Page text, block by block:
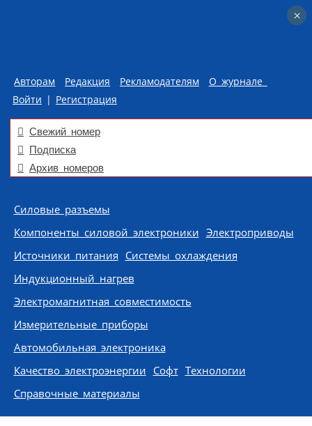
Авторам Редакция Рекламодателям
О журнале
Войти | Регистрация
Свежий номер
Подписка
Архив номеров
Skip to content
Силовые разъемы
Компоненты силовой электроники Электроприводы
Источники питания Системы охлаждения
Индукционный нагрев
Электромагнитная совместимость
Измерительные приборы
Автомобильная электроника
Качество электроэнергии Софт Технологии
Справочные материалы
×
×